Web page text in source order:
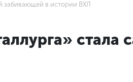
забивающей в истории ВХЛ
стала